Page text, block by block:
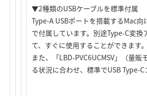
▼2種類のUSBケーブルを標準付属
Type-A USBポートを搭載するMac
で付属しています。別途Type-C変
て、すぐに使用することができます。
また、「LBD-PVC6UCMSV」（量
る状況に合わせ、標準でUSB Type-